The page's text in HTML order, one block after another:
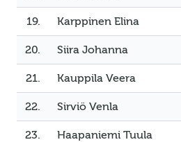
19. Karppinen Elina
20. Siira Johanna
21. Kauppila Veera
22. Sirviö Venla
23. Haapaniemi Tuula